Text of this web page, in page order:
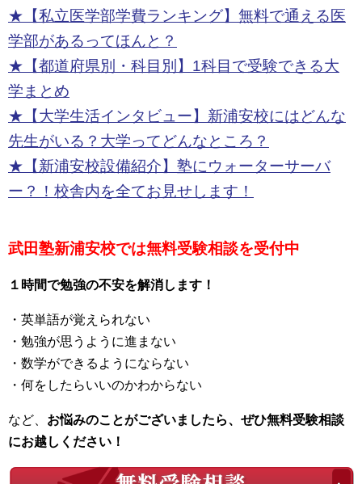
★【私立医学部学費ランキング】無料で通える医
学部があるってほんと？
★【都道府県別・科目別】1科目で受験できる大
学まとめ
★【大学生活インタビュー】新浦安校にはどんな
先生がいる？大学ってどんなところ？
★【新浦安校設備紹介】塾にウォーターサーバ
ー？！校舎内を全てお見せします！
武田塾新浦安校では無料受験相談を受付中
１時間で勉強の不安を解消します！
・英単語が覚えられない
・勉強が思うように進まない
・数学ができるようにならない
・何をしたらいいのかわからない
など、 お悩みのことがございましたら、ぜひ無料受験相談
にお越しください！